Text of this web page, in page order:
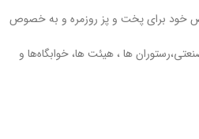
خود برای پخت و پز روزمره و به خصوص
ها ، هیئت ها، خوابگاه‌ها و